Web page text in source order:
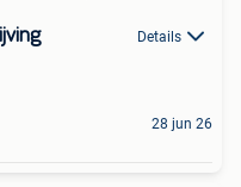
Details
28 jun 26